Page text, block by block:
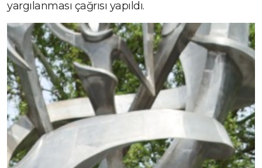
yargılanması çağrısı yapıldı.